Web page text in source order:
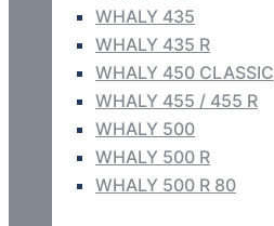
WHALY 435
WHALY 435 R
WHALY 450 CLASSIC
WHALY 455 / 455 R
WHALY 500
WHALY 500 R
WHALY 500 R 80